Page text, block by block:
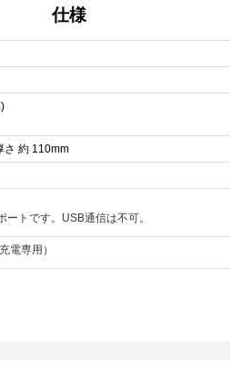
仕様
さ 約 110mm
トです。USB通信は不可。
電専用）